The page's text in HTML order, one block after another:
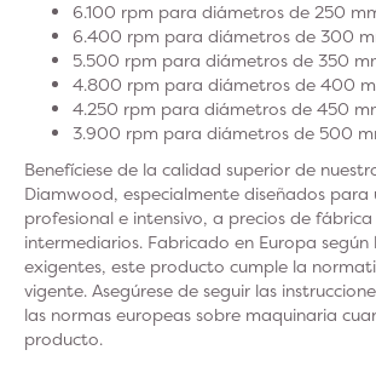
6.100 rpm para diámetros de 250
6.400 rpm para diámetros de 300
5.500 rpm para diámetros de 350
4.800 rpm para diámetros de 400
4.250 rpm para diámetros de 450
3.900 rpm para diámetros de 500
Benefíciese de la calidad superior de
Diamwood, especialmente diseñados para
profesional e intensivo, a precios de
intermediarios. Fabricado en Europa según
exigentes, este producto cumple la
vigente. Asegúrese de seguir las
las normas europeas sobre maquinaria
producto.